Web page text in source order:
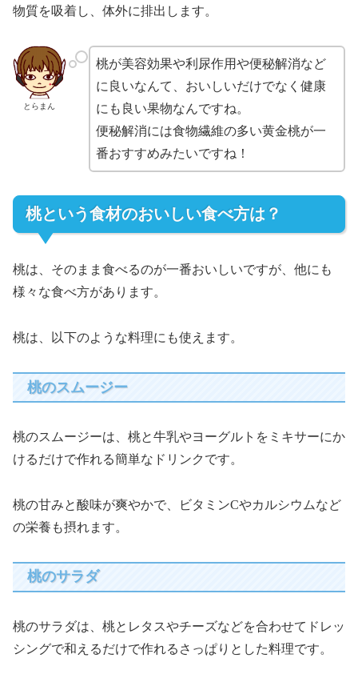
物質を吸着し、体外に排出します。
とらまん
桃が美容効果や利尿作用や便秘解消など
に良いなんて、おいしいだけでなく健康
にも良い果物なんですね。
便秘解消には食物繊維の多い黄金桃が一
番おすすめみたいですね！
桃という食材のおいしい食べ方は？
桃は、そのまま食べるのが一番おいしいですが、他にも
様々な食べ方があります。
桃は、以下のような料理にも使えます。
桃のスムージー
桃のスムージーは、桃と牛乳やヨーグルトをミキサーにか
けるだけで作れる簡単なドリンクです。
桃の甘みと酸味が爽やかで、ビタミンCやカルシウムなど
の栄養も摂れます。
桃のサラダ
桃のサラダは、桃とレタスやチーズなどを合わせてドレッ
シングで和えるだけで作れるさっぱりとした料理です。